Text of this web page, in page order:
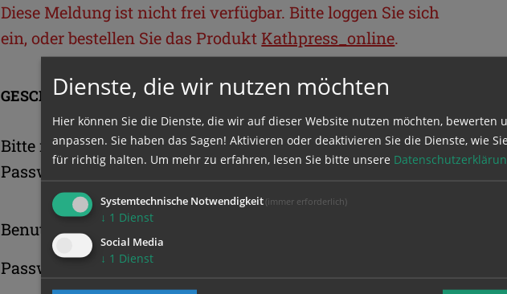
Diese Meldung ist nicht frei verfügbar. Bitte loggen Sie sich
ein, oder bestellen Sie das Produkt Kathpress_online.
GESCHÜTZTER BEREICH
Bitte melden Sie sich mit Ihrem Benutzernamen und
Passwort an.
Benutzername
Passwort
Dienste, die wir nutzen möchten
Hier können Sie die Dienste, die wir auf dieser Website nutzen möchten, bewerten
anpassen. Sie haben das Sagen! Aktivieren oder deaktivieren Sie die Dienste, wie
für richtig halten. Um mehr zu erfahren, lesen Sie bitte unsere
Systemtechnische Notwendigkeit (immer erforderlich)
↓ 1 Dienst
Social Media
↓ 1 Dienst